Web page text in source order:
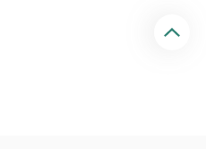
回
頂
端